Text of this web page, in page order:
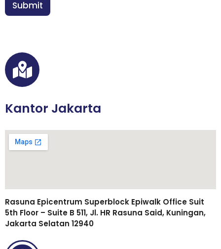
n
*
Submit
Kantor Jakarta
Rasuna Epicentrum Superblock Epiwalk Office Suit
5th Floor – Suite B 511, Jl. HR Rasuna Said, Kuningan,
Jakarta Selatan 12940